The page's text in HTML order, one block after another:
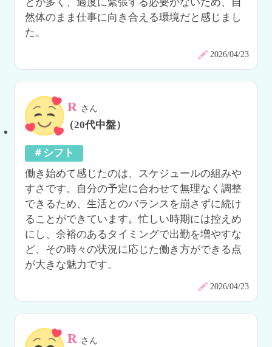
然体のまま仕事に向き合える環境だと感じまし
た。
2026/04/23
R さん
（20代中盤）
＃シフト
働き始めて感じたのは、スケジュールの組みや
すさです。自分の予定に合わせて無理なく調整
できるため、生活とのバランスを崩さずに続け
ることができています。忙しい時期には控えめ
にし、余裕のあるタイミングで出勤を増やすな
ど、その時々の状況に応じた働き方ができる点
が大きな魅力です。
2026/04/23
R さん